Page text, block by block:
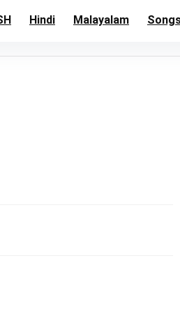
Hindi Malayalam